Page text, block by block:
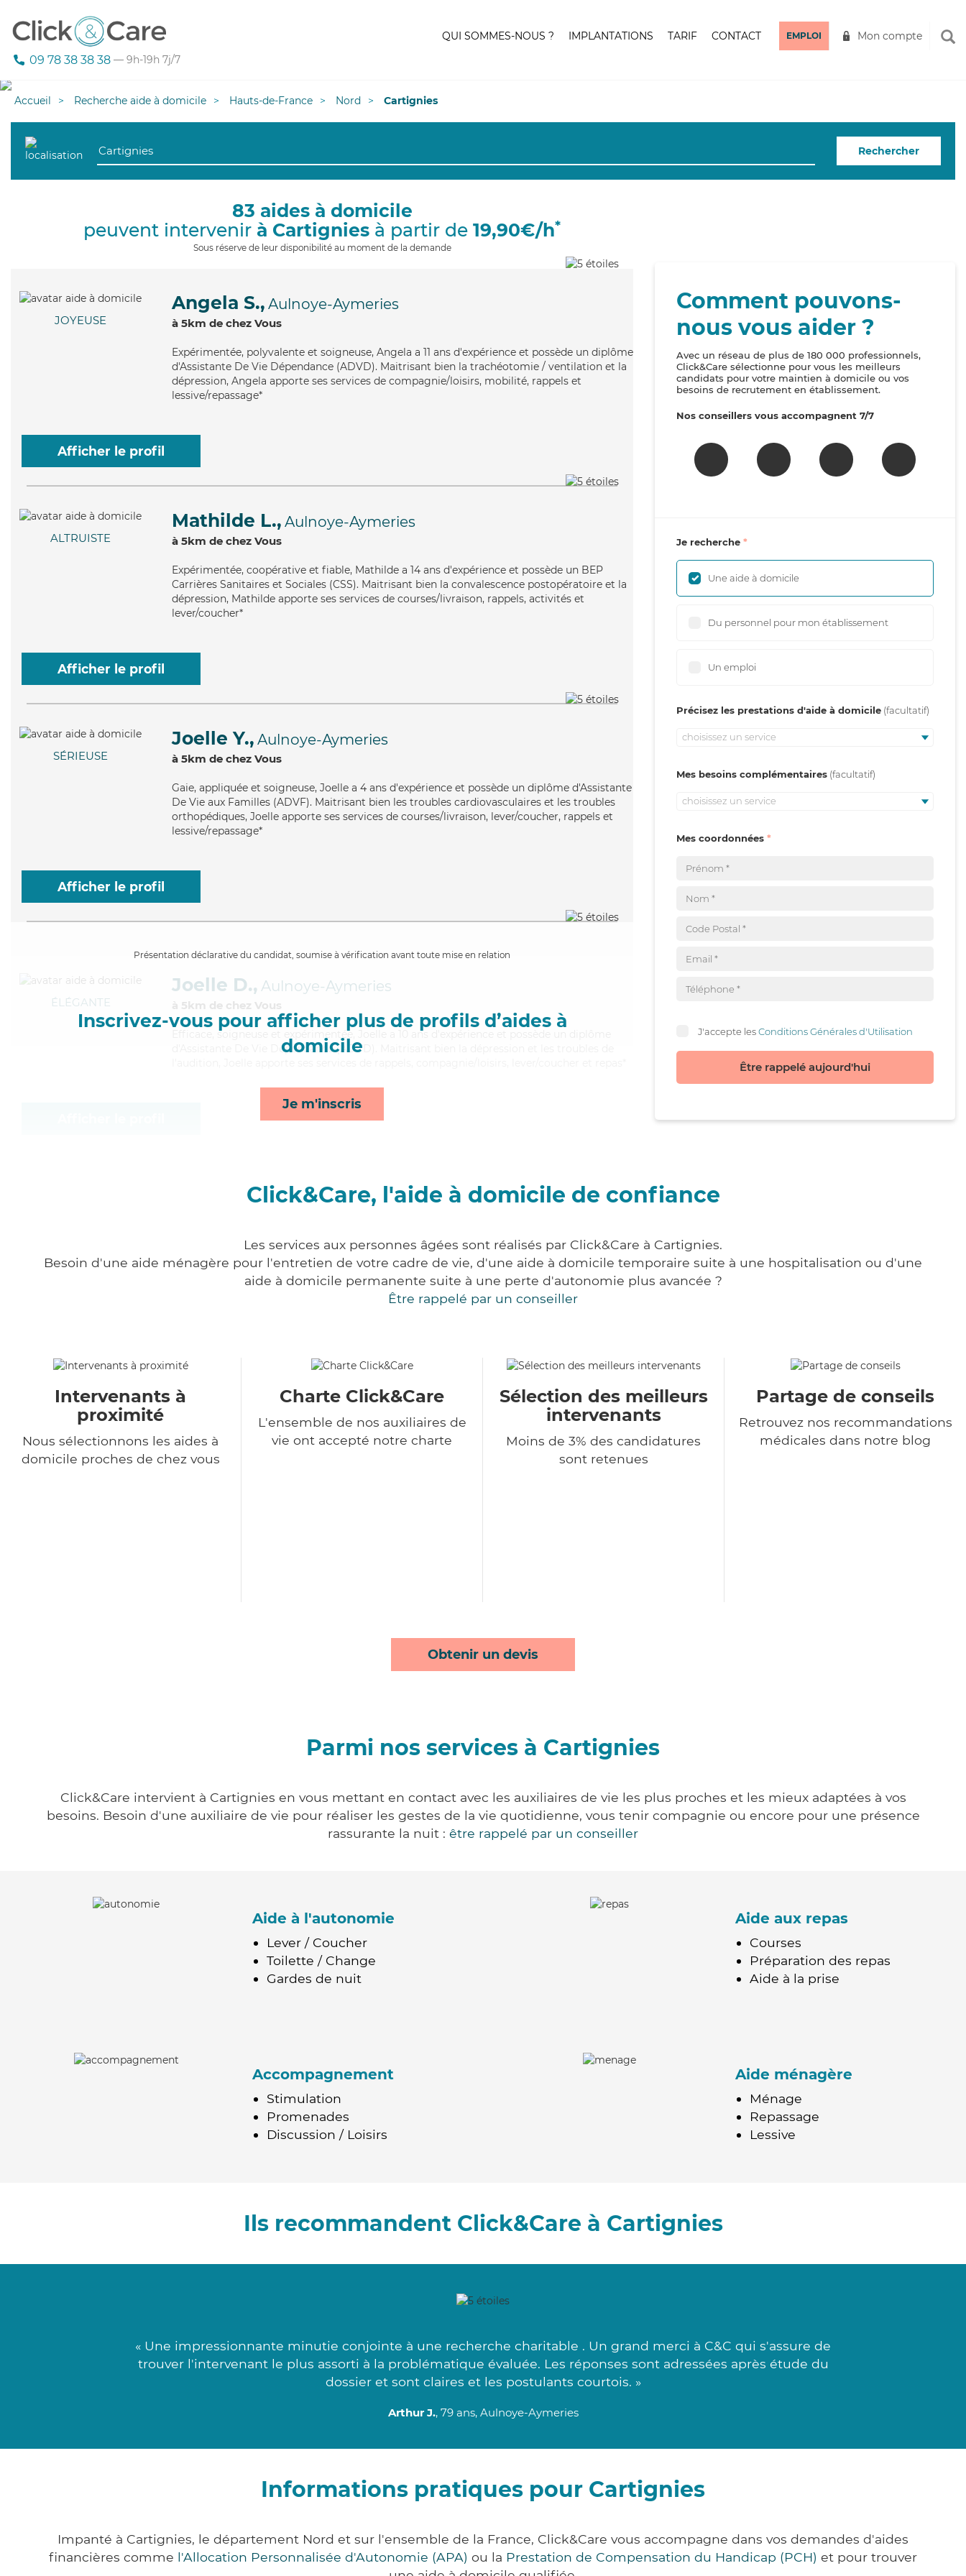
09 78 38 38 38 — 9h-19h 7j/7
QUI SOMMES-NOUS ? IMPLANTATIONS TARIF CONTACT EMPLOI Mon compte
Accueil Recherche aide à domicile Hauts-de-France Nord Cartignies
Rechercher
83 aides à domicile
peuvent intervenir à Cartignies à partir de 19,90€/h*
Sous réserve de leur disponibilité au moment de la demande
JOYEUSE
Angela S., Aulnoye-Aymeries
à 5km de chez Vous
Expérimentée, polyvalente et soigneuse, Angela a 11 ans d'expérience et possède un diplôme
d'Assistante De Vie Dépendance (ADVD). Maitrisant bien la trachéotomie / ventilation et la
dépression, Angela apporte ses services de compagnie/loisirs, mobilité, rappels et
lessive/repassage*
Afficher le profil
ALTRUISTE
Mathilde L., Aulnoye-Aymeries
à 5km de chez Vous
Expérimentée, coopérative et fiable, Mathilde a 14 ans d'expérience et possède un BEP
Carrières Sanitaires et Sociales (CSS). Maitrisant bien la convalescence postopératoire et la
dépression, Mathilde apporte ses services de courses/livraison, rappels, activités et
lever/coucher*
Afficher le profil
SÉRIEUSE
Joelle Y., Aulnoye-Aymeries
à 5km de chez Vous
Gaie, appliquée et soigneuse, Joelle a 4 ans d'expérience et possède un diplôme d'Assistante
De Vie aux Familles (ADVF). Maitrisant bien les troubles cardiovasculaires et les troubles
orthopédiques, Joelle apporte ses services de courses/livraison, lever/coucher, rappels et
lessive/repassage*
Afficher le profil
Présentation déclarative du candidat, soumise à vérification avant toute mise en relation
Inscrivez-vous pour afficher plus de profils d’aides à
domicile
Je m'inscris
ÉLÉGANTE
Joelle D., Aulnoye-Aymeries
à 5km de chez Vous
, soigneuse et expérimentée, Joelle a 10 ans d'expérience et possède un diplôme
d'Assistante De Vie Dépendance (ADVD). Maitrisant bien la dépression et les troubles de
Comment pouvons-
nous vous aider ?
Avec un réseau de plus de 180 000 professionnels,
Click&Care sélectionne pour vous les meilleurs
candidats pour votre maintien à domicile ou vos
besoins de recrutement en établissement.
Nos conseillers vous accompagnent 7/7
Je recherche
Une aide à domicile
Du personnel pour mon établissement
Un emploi
Précisez les prestations d'aide à domicile
choisissez un service
Mes besoins complémentaires
choisissez un service
Mes coordonnées
J'accepte lesConditions Générales d'Utilisation
Être rappelé aujourd'hui
Click&Care, l'aide à domicile de confiance
Les services aux personnes âgées sont réalisés par Click&Care à Cartignies.
Besoin d'une aide ménagère pour l'entretien de votre cadre de vie, d'une aide à domicile temporaire suite à une hospitalisation ou d'une
aide à domicile permanente suite à une perte d'autonomie plus avancée ?
Être rappelé par un conseiller
Intervenants à
proximité
Nous sélectionnons les aides à
domicile proches de chez vous
Charte Click&Care
L'ensemble de nos auxiliaires de
vie ont accepté notre charte
Sélection des meilleurs
intervenants
Moins de 3% des candidatures
sont retenues
Partage de conseils
Retrouvez nos recommandations
médicales dans notre blog
Obtenir un devis
Parmi nos services à Cartignies
Click&Care intervient à Cartignies en vous mettant en contact avec les auxiliaires de vie les plus proches et les mieux adaptées à vos
besoins. Besoin d'une auxiliaire de vie pour réaliser les gestes de la vie quotidienne, vous tenir compagnie ou encore pour une présence
rassurante la nuit : être rappelé par un conseiller
Aide à l'autonomie
Lever / Coucher
Toilette / Change
Gardes de nuit
Aide aux repas
Courses
Préparation des repas
Aide à la prise
Accompagnement
Stimulation
Promenades
Discussion / Loisirs
Aide ménagère
Ménage
Repassage
Lessive
Ils recommandent Click&Care à Cartignies
« Une impressionnante minutie conjointe à une recherche charitable . Un grand merci à C&C qui s'assure de
trouver l'intervenant le plus assorti à la problématique évaluée. Les réponses sont adressées après étude du
dossier et sont claires et les postulants courtois. »
Arthur J., 79 ans, Aulnoye-Aymeries
Informations pratiques pour Cartignies
Impanté à Cartignies, le département Nord et sur l'ensemble de la France, Click&Care vous accompagne dans vos demandes d'aides
financières comme l'Allocation Personnalisée d'Autonomie (APA) ou la Prestation de Compensation du Handicap (PCH) et pour trouver